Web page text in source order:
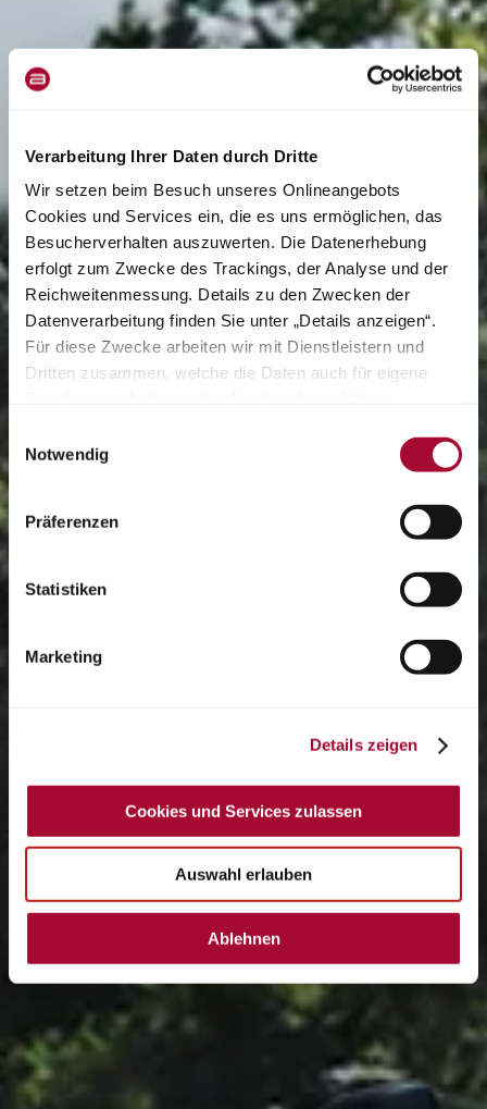
Verarbeitung Ihrer Daten durch Dritte
Wir setzen beim Besuch unseres Onlineangebots
Cookies und Services ein, die es uns ermöglichen, das
Besucherverhalten auszuwerten. Die Datenerhebung
erfolgt zum Zwecke des Trackings, der Analyse und der
Reichweitenmessung. Details zu den Zwecken der
Datenverarbeitung finden Sie unter „Details anzeigen“.
Für diese Zwecke arbeiten wir mit Dienstleistern und
Dritten zusammen, welche die Daten auch für eigene
„Cookies und Services zulassen“ oder durch Auswählen
einzelner Cookies und Services in der Detailansicht
geben Sie Ihre Einwilligung zur Verarbeitung Ihrer Daten
zu den jeweiligen Zwecken. Sie ist freiwillig, für die
widerruflich für die Zukunft durch Anklicken der
Weitere
Notwendig
Präferenzen
Statistiken
Marketing
Details zeigen
Cookies und Services zulassen
Auswahl erlauben
Ablehnen